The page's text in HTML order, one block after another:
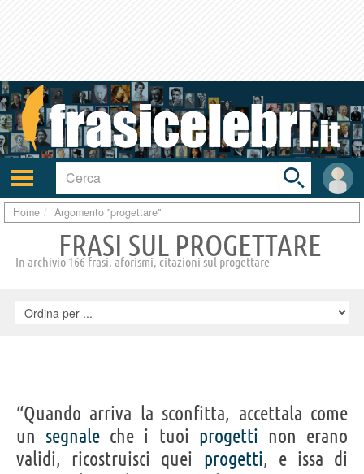
Attiva/disattiva
navigazione
User
area
Toggle
search
bar
Home Argomento "progettare"
FRASI SUL PROGETTARE
In archivio 166 frasi, aforismi, citazioni sul progettare
“Quando arriva la sconfitta, accettala come
un segnale che i tuoi progetti non erano
validi, ricostruisci quei progetti, e issa di